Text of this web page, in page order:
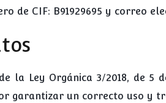
de CIF: B91929695 y correo
la Ley Orgánica 3/2018, de 5
garantizar un correcto uso y